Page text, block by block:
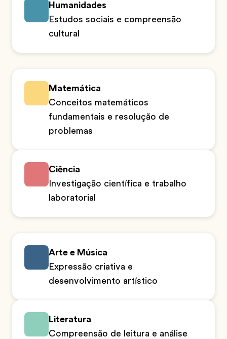
Humanidades
Estudos sociais e compreensão
cultural
Matemática
Conceitos matemáticos
fundamentais e resolução de
problemas
Ciência
Investigação científica e trabalho
laboratorial
Arte e Música
Expressão criativa e
desenvolvimento artístico
Literatura
Compreensão de leitura e análise